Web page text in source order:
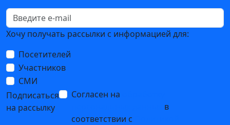
Хочу получать рассылки с информацией для:
Посетителей
Участников
СМИ
Подписаться
на рассылку
Согласен на
в
соответствии с